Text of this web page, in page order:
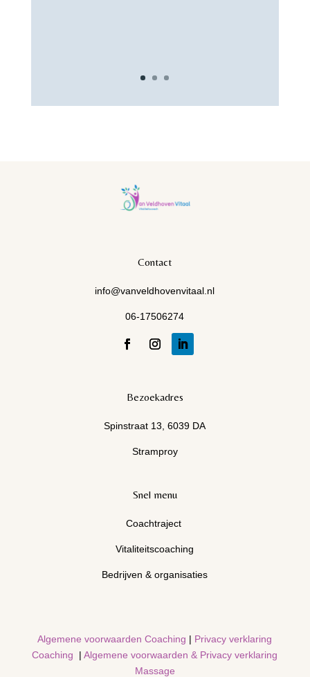
Contact
info@vanveldhovenvitaal.nl
06-17506274
Bezoekadres
Spinstraat 13, 6039 DA
Stramproy
Snel menu
Coachtraject
Vitaliteitscoaching
Bedrijven & organisaties
Algemene voorwaarden Coaching | Privacy verklaring
Coaching |Algemene voorwaarden & Privacy verklaring
Massage